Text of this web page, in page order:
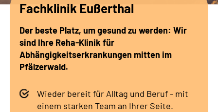
Karriere
Beratungsstellen &
Zuweisende
Leichte Sprache
Fachklinik Eußerthal
Der beste Platz, um gesund zu werden: Wir
sind Ihre Reha-Klinik für
Abhängigkeitserkrankungen mitten im
Pfälzerwald.
Wieder bereit für Alltag und Beruf - mit
einem starken Team an Ihrer Seite.